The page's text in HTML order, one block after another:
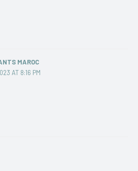
MAROC
AT 8:16 PM